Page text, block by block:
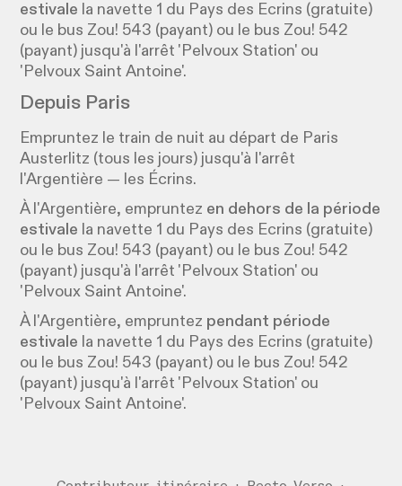
estivale la navette 1 du Pays des Ecrins (gratuite)
ou le bus Zou! 543 (payant) ou le bus Zou! 542
(payant) jusqu'à l'arrêt 'Pelvoux Station' ou
'Pelvoux Saint Antoine'.
Depuis Paris
Empruntez le train de nuit au départ de Paris
Austerlitz (tous les jours) jusqu'à l'arrêt
l'Argentière — les Écrins.
À l'Argentière, empruntez en dehors de la période
estivale la navette 1 du Pays des Ecrins (gratuite)
ou le bus Zou! 543 (payant) ou le bus Zou! 542
(payant) jusqu'à l'arrêt 'Pelvoux Station' ou
'Pelvoux Saint Antoine'.
À l'Argentière, empruntez pendant période
estivale la navette 1 du Pays des Ecrins (gratuite)
ou le bus Zou! 543 (payant) ou le bus Zou! 542
(payant) jusqu'à l'arrêt 'Pelvoux Station' ou
'Pelvoux Saint Antoine'.